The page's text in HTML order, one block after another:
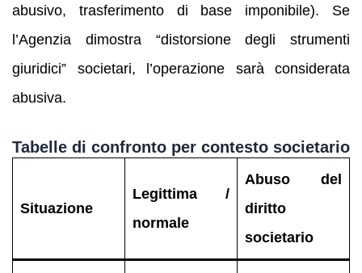
abusivo, trasferimento di base imponibile). Se
l’Agenzia dimostra “distorsione degli strumenti
giuridici” societari, l’operazione sarà considerata
abusiva.
Tabelle di confronto per contesto societario
Situazione
Legittima /
normale
Abuso del
diritto
societario